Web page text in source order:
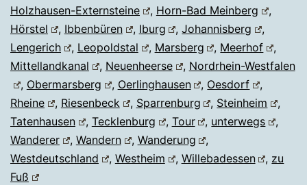
Holzhausen-Externsteine
, Horn-Bad Meinberg
,
Hörstel
, Ibbenbüren , Iburg ,Johannisberg
,
Lengerich
, Leopoldstal , Marsberg , Meerhof
,
Mittellandkanal
, Neuenheerse , Nordrhein-Westfalen
, Obermarsberg , Oerlinghausen , Oesdorf
,
Rheine
, Riesenbeck , Sparrenburg , Steinheim
,
Tatenhausen
, Tecklenburg , Tour , unterwegs
,
Wanderer
, Wandern , Wanderung
,
Westdeutschland
, Westheim , Willebadessen , zu
Fuß